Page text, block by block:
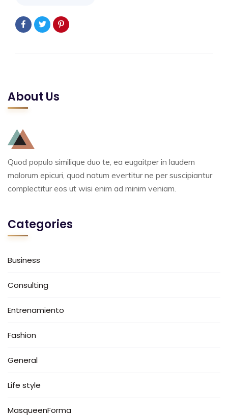
About Us
Quod populo similique duo te, ea eugaitper in laudem
malorum epicuri, quod natum evertitur ne per suscipiantur
complectitur eos ut wisi enim ad minim veniam.
Categories
Business
Consulting
Entrenamiento
Fashion
General
Life style
MasqueenForma